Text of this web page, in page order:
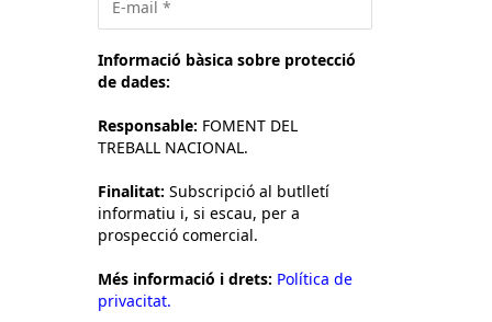
Informació bàsica sobre protecció
de dades:
Responsable: FOMENT DEL
TREBALL NACIONAL.
Finalitat: Subscripció al butlletí
informatiu i, si escau, per a
prospecció comercial.
Més informació i drets: Política de
privacitat.